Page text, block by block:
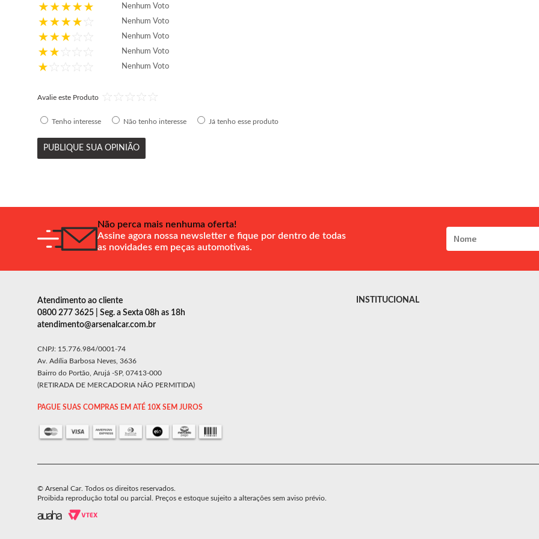
Nenhum Voto
Nenhum Voto
Nenhum Voto
Nenhum Voto
Nenhum Voto
Avalie este Produto
Tenho interesse Não tenho interesse Já tenho esse produto
PUBLIQUE SUA OPINIÃO
Não perca mais nenhuma oferta!
Assine agora nossa newsletter e fique por dentro de todas
as novidades em peças automotivas.
Atendimento ao cliente
0800 277 3625 | Seg. a Sexta 08h as 18h
atendimento@arsenalcar.com.br
CNPJ: 15.776.984/0001-74
Av. Adília Barbosa Neves, 3636
Bairro do Portão, Arujá -SP, 07413-000
(RETIRADA DE MERCADORIA NÃO PERMITIDA)
PAGUE SUAS COMPRAS EM ATÉ 10X SEM JUROS
INSTITUCIONAL
© Arsenal Car. Todos os direitos reservados.
Proibida reprodução total ou parcial. Preços e estoque sujeito a alterações sem aviso prévio.